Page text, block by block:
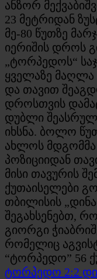
ანზორ
23 მეტრიდან
მე-80 წუთზე
იერიშის დროს
„ტორპედოს“
ყველაზე მაღლა
და თავით
დროსთვის
დუბლი
იხსნა. ბოლო
ახლოს მდგომმა
პოზიციიდან
მისი თავურის
ქუთაისელები
თბილისის
შეგახსენებთ,
გიორგი
რომელიც
“ტორპედო” 56
ტორპედო 2:2